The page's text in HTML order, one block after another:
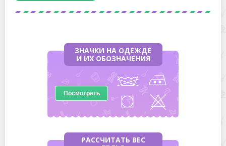
ЗНАЧКИ НА ОДЕЖДЕ
И ИХ ОБОЗНАЧЕНИЯ
Посмотреть
РАССЧИТАТЬ ВЕС